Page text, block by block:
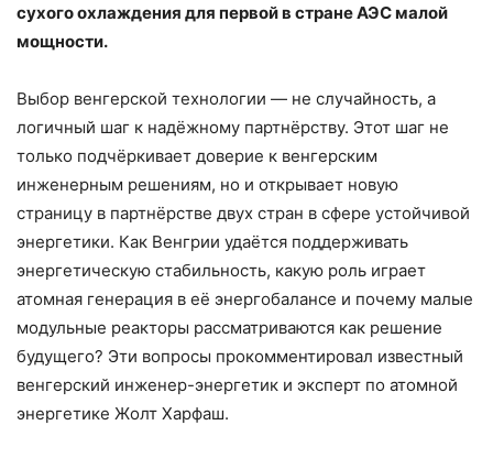
сухого охлаждения для первой в стране АЭС малой
мощности.
Выбор венгерской технологии — не случайность, а
логичный шаг к надёжному партнёрству. Этот шаг не
только подчёркивает доверие к венгерским
инженерным решениям, но и открывает новую
страницу в партнёрстве двух стран в сфере устойчивой
энергетики. Как Венгрии удаётся поддерживать
энергетическую стабильность, какую роль играет
атомная генерация в её энергобалансе и почему малые
модульные реакторы рассматриваются как решение
будущего? Эти вопросы прокомментировал известный
венгерский инженер-энергетик и эксперт по атомной
энергетике Жолт Харфаш.